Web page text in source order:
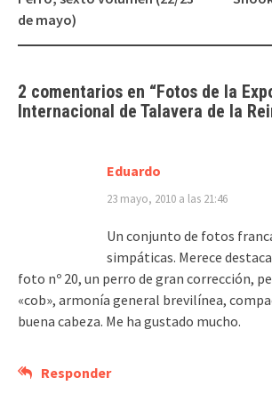
entradas
de mayo)
2 comentarios en “Fotos de la
Internacional de Talavera de la
Eduardo
23 mayo, 2010 a las 21:46
Un conjunto de fotos
simpáticas. Merece
foto nº 20, un perro de gran corrección,
«cob», armonía general brevilínea,
buena cabeza. Me ha gustado mucho.
Responder